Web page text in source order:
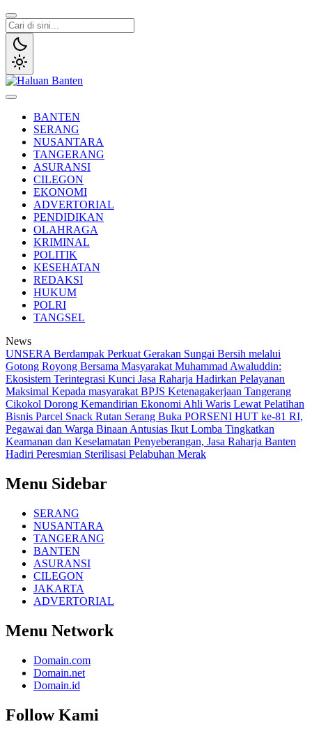
Lewati
ke
konten
BANTEN
SERANG
NUSANTARA
TANGERANG
ASURANSI
CILEGON
EKONOMI
ADVERTORIAL
PENDIDIKAN
OLAHRAGA
KRIMINAL
POLITIK
KESEHATAN
REDAKSI
HUKUM
POLRI
TANGSEL
News
UNSERA Berdampak Perkuat Gerakan Sungai Bersih melalui
Gotong Royong Bersama Masyarakat Muhammad Awaluddin:
Ekosistem Terintegrasi Kunci Jasa Raharja Hadirkan Pelayanan
Maksimal Kepada masyarakat BPJS Ketenagakerjaan Tangerang
Cikokol Dorong Kemandirian Ekonomi Ahli Waris Lewat Pelatihan
Bisnis Parcel Snack Rutan Serang Buka PORSENI HUT ke-81 RI,
Pegawai dan Warga Binaan Antusias Ikut Lomba Tingkatkan
Keamanan dan Keselamatan Penyeberangan, Jasa Raharja Banten
Hadiri Peresmian Sterilisasi Pelabuhan Merak
Menu Sidebar
SERANG
NUSANTARA
TANGERANG
BANTEN
ASURANSI
CILEGON
JAKARTA
ADVERTORIAL
Menu Network
Domain.com
Domain.net
Domain.id
Follow Kami